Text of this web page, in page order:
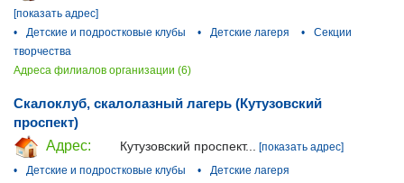
[показать адрес]
•
Детские и подростковые клубы • Детские лагеря •
Секции
творчества
Адреса филиалов организации (6)
Скалоклуб, скалолазный лагерь (Кутузовский
проспект)
Адрес:
Кутузовский проспект... [показать адрес]
•
Детские и подростковые клубы •
Детские лагеря